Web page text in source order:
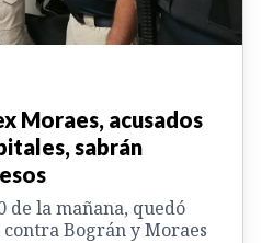
Moraes, acusados
sabrán
de la mañana, quedó
Bográn y Moraes